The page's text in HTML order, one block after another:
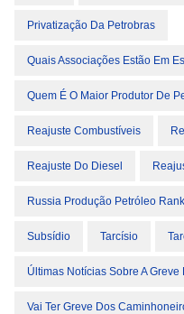
Privatização Da Petrobras
Quais Associações Estão Em
Quem É O Maior Produtor De
Reajuste Combustíveis
Reajuste Do Diesel
Russia Produção Petróleo
Subsídio Tarcísio
Últimas Notícias Sobre A
Vai Ter Greve Dos